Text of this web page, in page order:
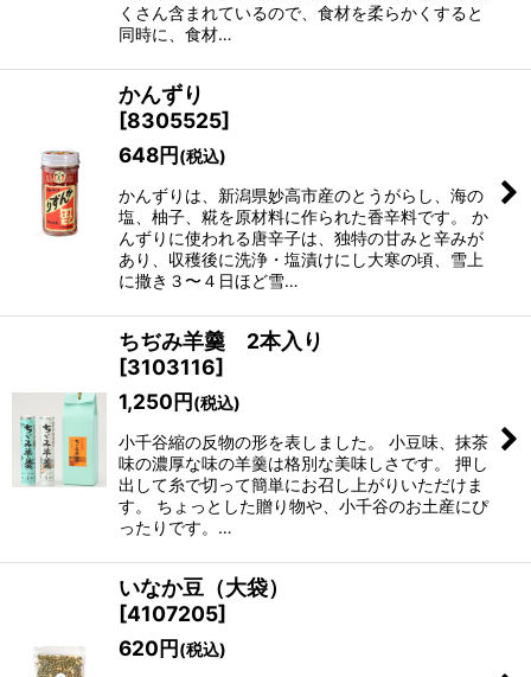
くさん含まれているので、食材を柔らかくすると
同時に、食材…
かんずり
[8305525]
648円(税込)
かんずりは、新潟県妙高市産のとうがらし、海の
塩、柚子、糀を原材料に作られた香辛料です。 か
んずりに使われる唐辛子は、独特の甘みと辛みが
あり、収穫後に洗浄・塩漬けにし大寒の頃、雪上
に撒き３〜４日ほど雪…
ちぢみ羊羹 2本入り
[3103116]
1,250円(税込)
小千谷縮の反物の形を表しました。 小豆味、抹茶
味の濃厚な味の羊羹は格別な美味しさです。 押し
出して糸で切って簡単にお召し上がりいただけま
す。 ちょっとした贈り物や、小千谷のお土産にぴ
ったりです。…
いなか豆（大袋）
[4107205]
620円(税込)